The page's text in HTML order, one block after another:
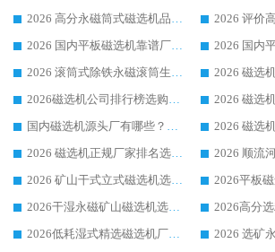
2026 高分永磁筒式磁选机品牌推荐 选矿设备强者对比测评采购避坑全攻略
2026 国内平板磁选机靠谱厂家排名 行业实测口碑设备按需选购全指南
2026 滚筒式除铁永磁滚筒生产厂家推荐排名|行业口碑选购指南，领域强者源头厂商精选
2026磁选机公司排行榜选购指南|正规源头厂家推荐，领域强者高性价比靠谱信赖品牌
国内磁选机源头厂有哪些？2026 综合实力排名与采购避坑技巧
2026 磁选机正规厂家排名选购指南|行业口碑信赖品牌推荐性价比高靠谱磁电企业
2026 矿山干式立式磁选机选型攻略 梳理深耕磁电装备多年靠谱生产厂商
2026干湿永磁矿山磁选机选型攻略 优质生产厂家排名 选矿领域高口碑品牌推荐指南
2026低耗湿式精​选磁选机厂家怎么选?湿式精选磁选机供应商，行业认可度较高生产厂家华体会手机网页版-华体会(中国) 全面解析